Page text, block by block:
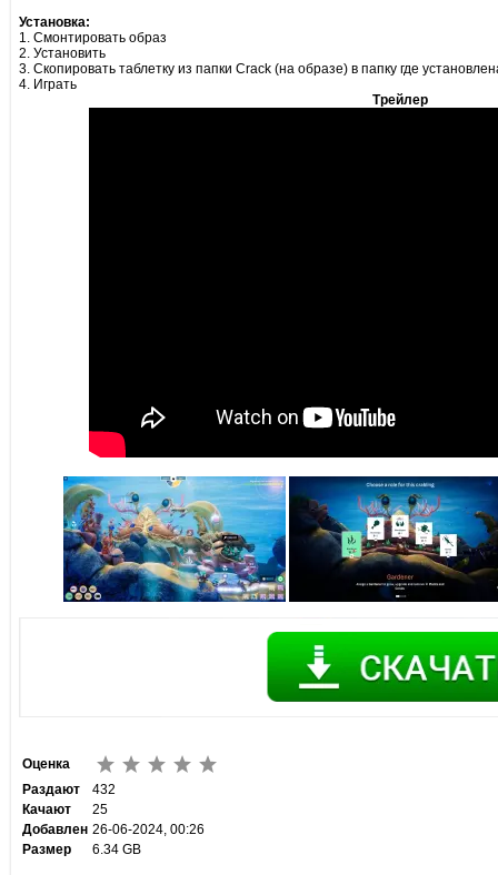
Установка:
1. Смонтировать образ
2. Установить
3. Скопировать таблетку из папки Crack (на образе) в папку где
4. Играть
Трейлер
Оценка
Раздают
432
Качают
25
Добавлен 26-06-2024, 00:26
Размер
6.34 GB